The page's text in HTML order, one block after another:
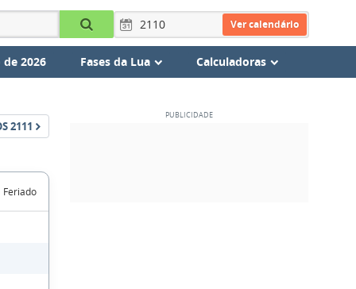
Ver calendário
2026 Fases da Lua Calculadoras
2111
Feriado